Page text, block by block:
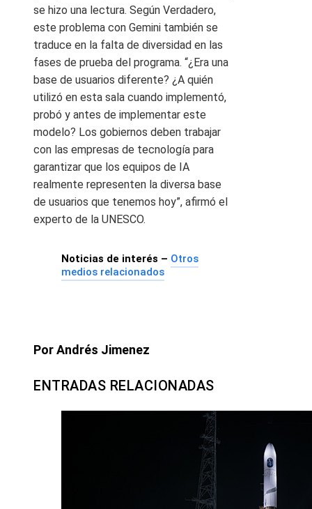
se hizo una lectura. Según Verdadero,
este problema con Gemini también se
traduce en la falta de diversidad en las
fases de prueba del programa. “¿Era una
base de usuarios diferente? ¿A quién
utilizó en esta sala cuando implementó,
probó y antes de implementar este
modelo? Los gobiernos deben trabajar
con las empresas de tecnología para
garantizar que los equipos de IA
realmente representen la diversa base
de usuarios que tenemos hoy”, afirmó el
experto de la UNESCO.
Noticias de interés – Otros
medios relacionados
Por Andrés Jimenez
ENTRADAS RELACIONADAS